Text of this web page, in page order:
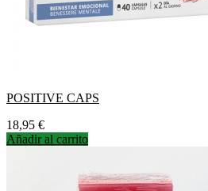
POSITIVE CAPS
Precio
18,95 €
Añadir al carrito